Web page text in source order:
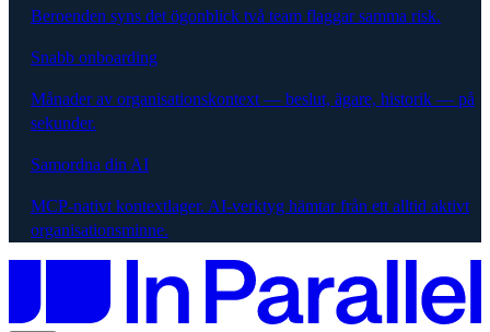
Beroenden syns det ögonblick två team flaggar samma risk.
Snabb onboarding
Månader av organisationskontext — beslut, ägare, historik — på
sekunder.
Samordna din AI
MCP-nativt kontextlager. AI-verktyg hämtar från ett alltid aktivt
organisationsminne.